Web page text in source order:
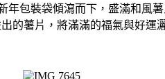
包裝袋傾瀉而下，盛滿和
的薯片，將滿滿的福氣與好運